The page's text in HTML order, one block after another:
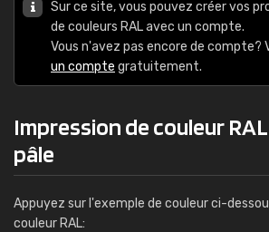
Sur ce site, vous pouvez créer vos
de couleurs RAL avec un compte.
Vous n'avez pas encore de compte?
un compte gratuitement.
Impression de couleur
pâle
Appuyez sur l'exemple de couleur ci-
couleur RAL: